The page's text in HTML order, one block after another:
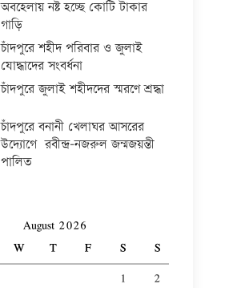
অবহেলায় নষ্ট হচ্ছে কোটি টাকার
গাড়ি
চাঁদপুরে শহীদ পরিবার ও জুলাই
যোদ্ধাদের সংবর্ধনা
চাঁদপুরে জুলাই শহীদদের স্মরণে শ্রদ্ধা
চাঁদপুরে বনানী খেলাঘর আসরের
উদ্যোগে রবীন্দ্র-নজরুল জন্মজয়ন্তী
পালিত
August 2026
W T F S
S
1
2